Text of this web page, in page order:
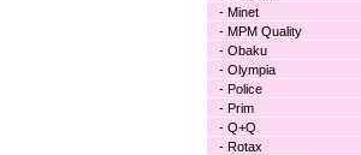
- Minet
- MPM Quality
- Obaku
- Olympia
- Police
- Prim
- Q+Q
- Rotax